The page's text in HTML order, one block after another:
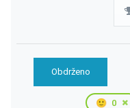
Obdrženo
🙂 0